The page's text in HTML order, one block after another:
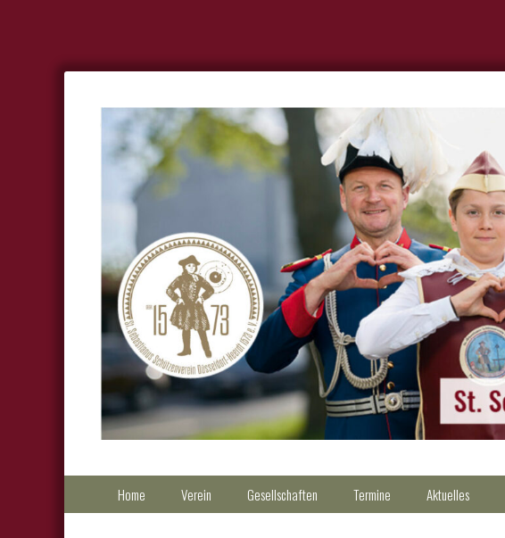
Primärmenu
Home Verein Gesellschaften Termine Aktuelles